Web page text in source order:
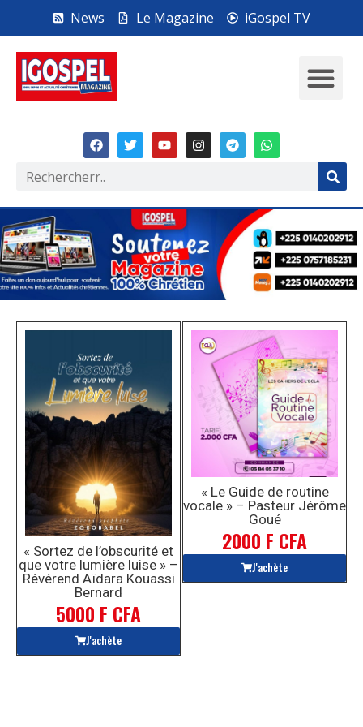
News Le Magazine iGospel TV
« Sortez de l’obscurité et
que votre lumière luise » –
Révérend Aïdara Kouassi
Bernard
5000 F CFA
J'achète
« Le Guide de routine
vocale » – Pasteur Jérôme
Goué
2000 F CFA
J'achète